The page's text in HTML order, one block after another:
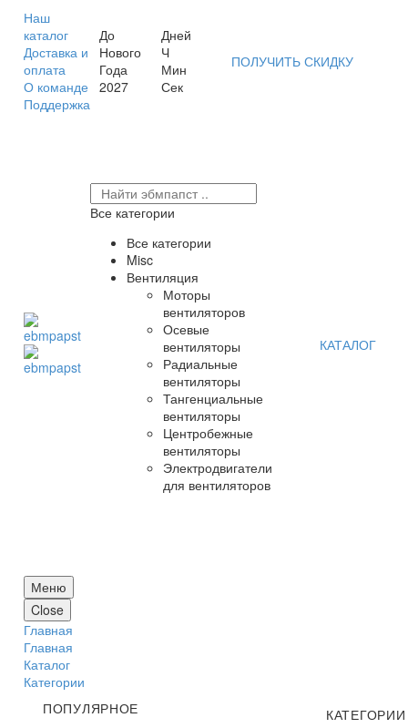
Наш
каталог
Доставка и
оплата
О команде
Поддержка
До
Нового
Года
2027
Дней
Ч
Мин
Сек
ПОЛУЧИТЬ СКИДКУ
Все категории
Все категории
Misc
Вентиляция
Моторы
вентиляторов
Осевые
вентиляторы
Радиальные
вентиляторы
Тангенциальные
вентиляторы
Центробежные
вентиляторы
Электродвигатели
для вентиляторов
КАТАЛОГ
Меню
Close
Главная
Главная
Каталог
Категории
ПОПУЛЯРНОЕ
КАТЕГОРИИ